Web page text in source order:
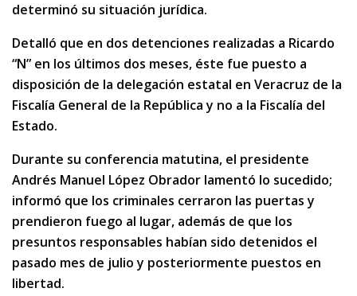
determinó su situación jurídica.
Detalló que en dos detenciones realizadas a Ricardo
“N” en los últimos dos meses, éste fue puesto a
disposición de la delegación estatal en Veracruz de la
Fiscalía General de la República y no a la Fiscalía del
Estado.
Durante su conferencia matutina, el presidente
Andrés Manuel López Obrador lamentó lo sucedido;
informó que los criminales cerraron las puertas y
prendieron fuego al lugar, además de que los
presuntos responsables habían sido detenidos el
pasado mes de julio y posteriormente puestos en
libertad.